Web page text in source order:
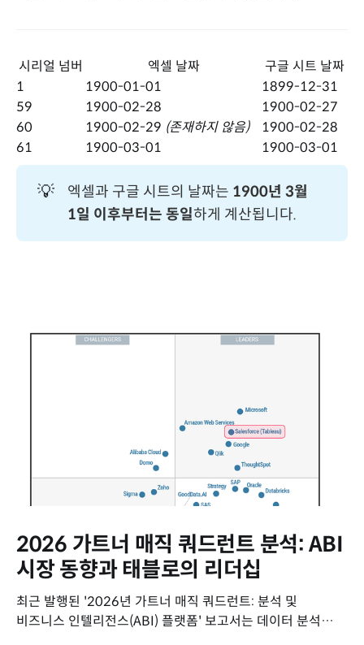
시리얼 넘버 엑셀 날짜
구글 시트 날짜
1
1900-01-01
1899-12-31
59
1900-02-28
1900-02-27
60
1900-02-29 (존재하지 않음)
1900-02-28
61
1900-03-01 1900-03-01
💡 엑셀과 구글 시트의 날짜는 1900년 3월
1일 이후부터는 동일하게 계산됩니다.
2026 가트너 매직 쿼드런트 분석: ABI
시장 동향과 태블로의 리더십
최근 발행된 '2026년 가트너 매직 쿼드런트: 분석 및
비즈니스 인텔리전스(ABI) 플랫폼' 보고서는 데이터 분석